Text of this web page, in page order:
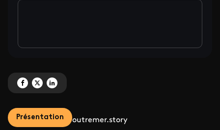
Partagez 'outremer.lemag' sur Facebook
Partagez 'outremer.lemag' sur X
Partagez 'outremer.lemag' sur LinkedIn
Présentation outremer.story